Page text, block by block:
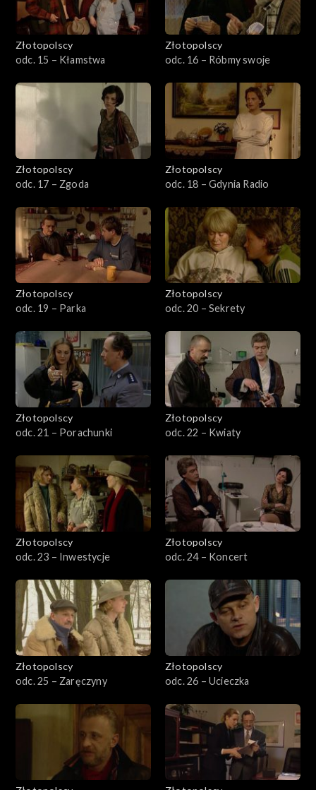
Złotopolscy
odc. 15 – Kłamstwa
Złotopolscy
odc. 16 – Róbmy swoje
Złotopolscy
odc. 17 – Zgoda
Złotopolscy
odc. 18 – Gdynia Radio
Złotopolscy
odc. 19 – Parka
Złotopolscy
odc. 20 – Sekrety
Złotopolscy
odc. 21 – Porachunki
Złotopolscy
odc. 22 – Kwiaty
Złotopolscy
odc. 23 – Inwestycje
Złotopolscy
odc. 24 – Koncert
Złotopolscy
odc. 25 – Zaręczyny
Złotopolscy
odc. 26 – Ucieczka